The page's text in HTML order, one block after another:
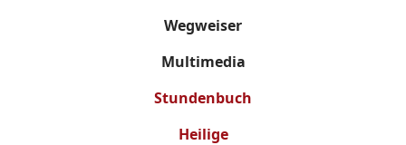
Wegweiser
Multimedia
Stundenbuch
Heilige